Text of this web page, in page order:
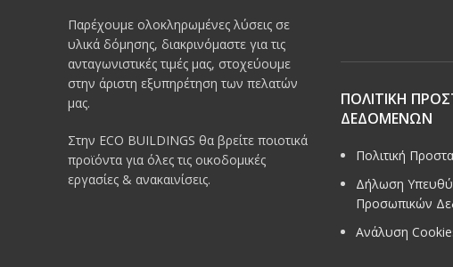
Παρέχουμε ολοκληρωμένες λύσεις σε
υλικά δόμησης, διακρινόμαστε για τις
ανταγωνιστικές τιμές μας, στοχεύουμε
στην άριστη εξυπηρέτηση των πελατών
μας.
Στην ECO BUILDINGS θα βρείτε ποιοτικά
προϊόντα για όλες τις οικοδομικές
εργασίες & ανακαινίσεις.
ΠΟΛΙΤΙΚΗ
ΔΕΔΟΜΕΝΩΝ
Πολιτική
Δήλωση
Προσωπικών
Ανάλυση